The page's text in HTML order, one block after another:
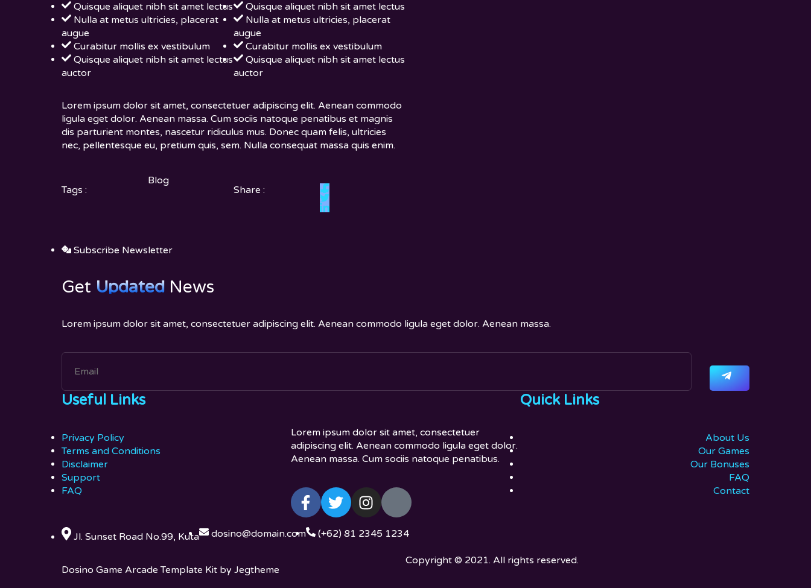
Quisque aliquet nibh sit amet lectus
Nulla at metus ultricies, placerat
augue
Curabitur mollis ex vestibulum
Quisque aliquet nibh sit amet lectus
auctor
Quisque aliquet nibh sit amet lectus
Nulla at metus ultricies, placerat
augue
Curabitur mollis ex vestibulum
Quisque aliquet nibh sit amet lectus
auctor
Lorem ipsum dolor sit amet, consectetuer adipiscing elit. Aenean commodo
ligula eget dolor. Aenean massa. Cum sociis natoque penatibus et magnis
dis parturient montes, nascetur ridiculus mus. Donec quam felis, ultricies
nec, pellentesque eu, pretium quis, sem. Nulla consequat massa quis enim.
Tags :
Blog
Share :
Subscribe Newsletter
Get Updated News
Lorem ipsum dolor sit amet, consectetuer adipiscing elit. Aenean commodo ligula eget dolor. Aenean massa.
Useful Links
Privacy Policy
Terms and Conditions
Disclaimer
Support
FAQ
Lorem ipsum dolor sit amet, consectetuer
adipiscing elit. Aenean commodo ligula eget dolor.
Aenean massa. Cum sociis natoque penatibus.
Quick Links
About Us
Our Games
Our Bonuses
FAQ
Contact
Jl. Sunset Road No.99, Kuta dosino@domain.com (+62) 81 2345 1234
Dosino Game Arcade Template Kit by Jegtheme
Copyright © 2021. All rights reserved.